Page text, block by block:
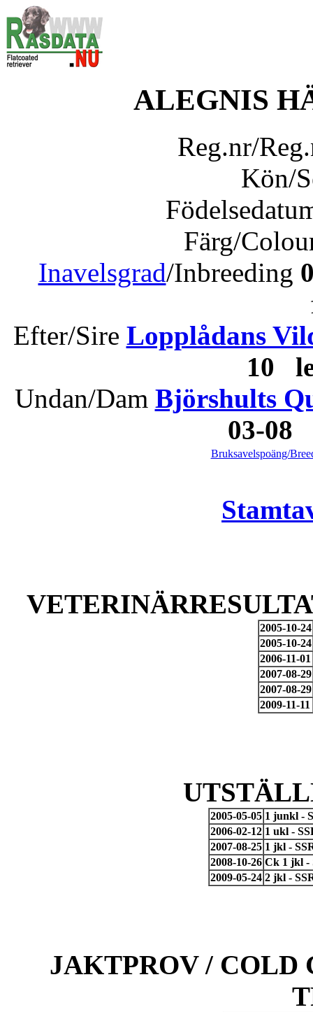
ALEGNIS
Reg.nr/
Kön/
Färg/
Inavelsgrad/Inbreeding
Efter/Sire Lopplådans
10
Undan/Dam Björshults
03-
Bruksavelspoäng/
2005-10-24
2005-10-24
2006-11-01
2007-08-29
2007-08-29
2009-11-11
2005-05-05 1 junkl -
2006-02-12 1 ukl -
2007-08-25 1 jkl -
2008-10-26 Ck 1 jkl -
2009-05-24 2 jkl -
JAKTPROV / COLD